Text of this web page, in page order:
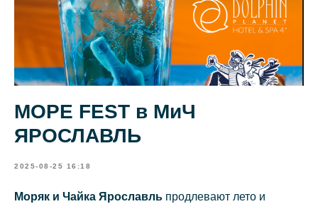
МОРЕ FEST в МиЧ
ЯРОСЛАВЛЬ
2025-08-25 16:18
Моряк и Чайка Ярославль продлевают лето и